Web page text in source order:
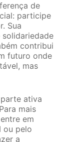
de
participe
Sua
contribui
futuro onde
mas
ativa
mais
em
ou pelo
a